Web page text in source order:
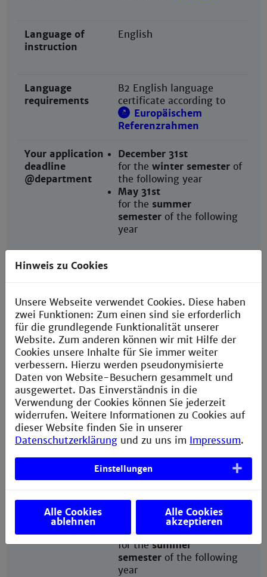
Language of
instruction
English
Language
requirements
B2 English language
certificate according to
Europäischem
Referenzrahmen
Your application
deadline
@department
December 31st
for thewinter semesterof
the following year
May 31st
for the summer
semesterof the following
year
Our nomination
(International
Office)
June 30th
for thesummer
semesterof the following
year
Agents
nomination
deadline
@partner
May 15th
for thewinter semester
the same year
November 15th
for thesummer
semesterof the following
year
deadline
@partner
winter semester
the same year
December 15th
for thesummer
semesterof the following
year
Hinweis zu Cookies
Unsere Webseite verwendet Cookies. Diese haben
zwei Funktionen: Zum einen sind sie erforderlich
für die grundlegende Funktionalität unserer
Website. Zum anderen können wir mit Hilfe der
Cookies unsere Inhalte für Sie immer weiter
verbessern. Hierzu werden pseudonymisierte
Daten von Website-Besuchern gesammelt und
ausgewertet. Das Einverständnis in die
Verwendung der Cookies können Sie jederzeit
widerrufen. Weitere Informationen zu Cookies auf
dieser Website finden Sie in unserer
Datenschutzerklärung und zu uns im Impressum.
Einstellungen
Alle Cookies
ablehnen
Alle Cookies
akzeptieren